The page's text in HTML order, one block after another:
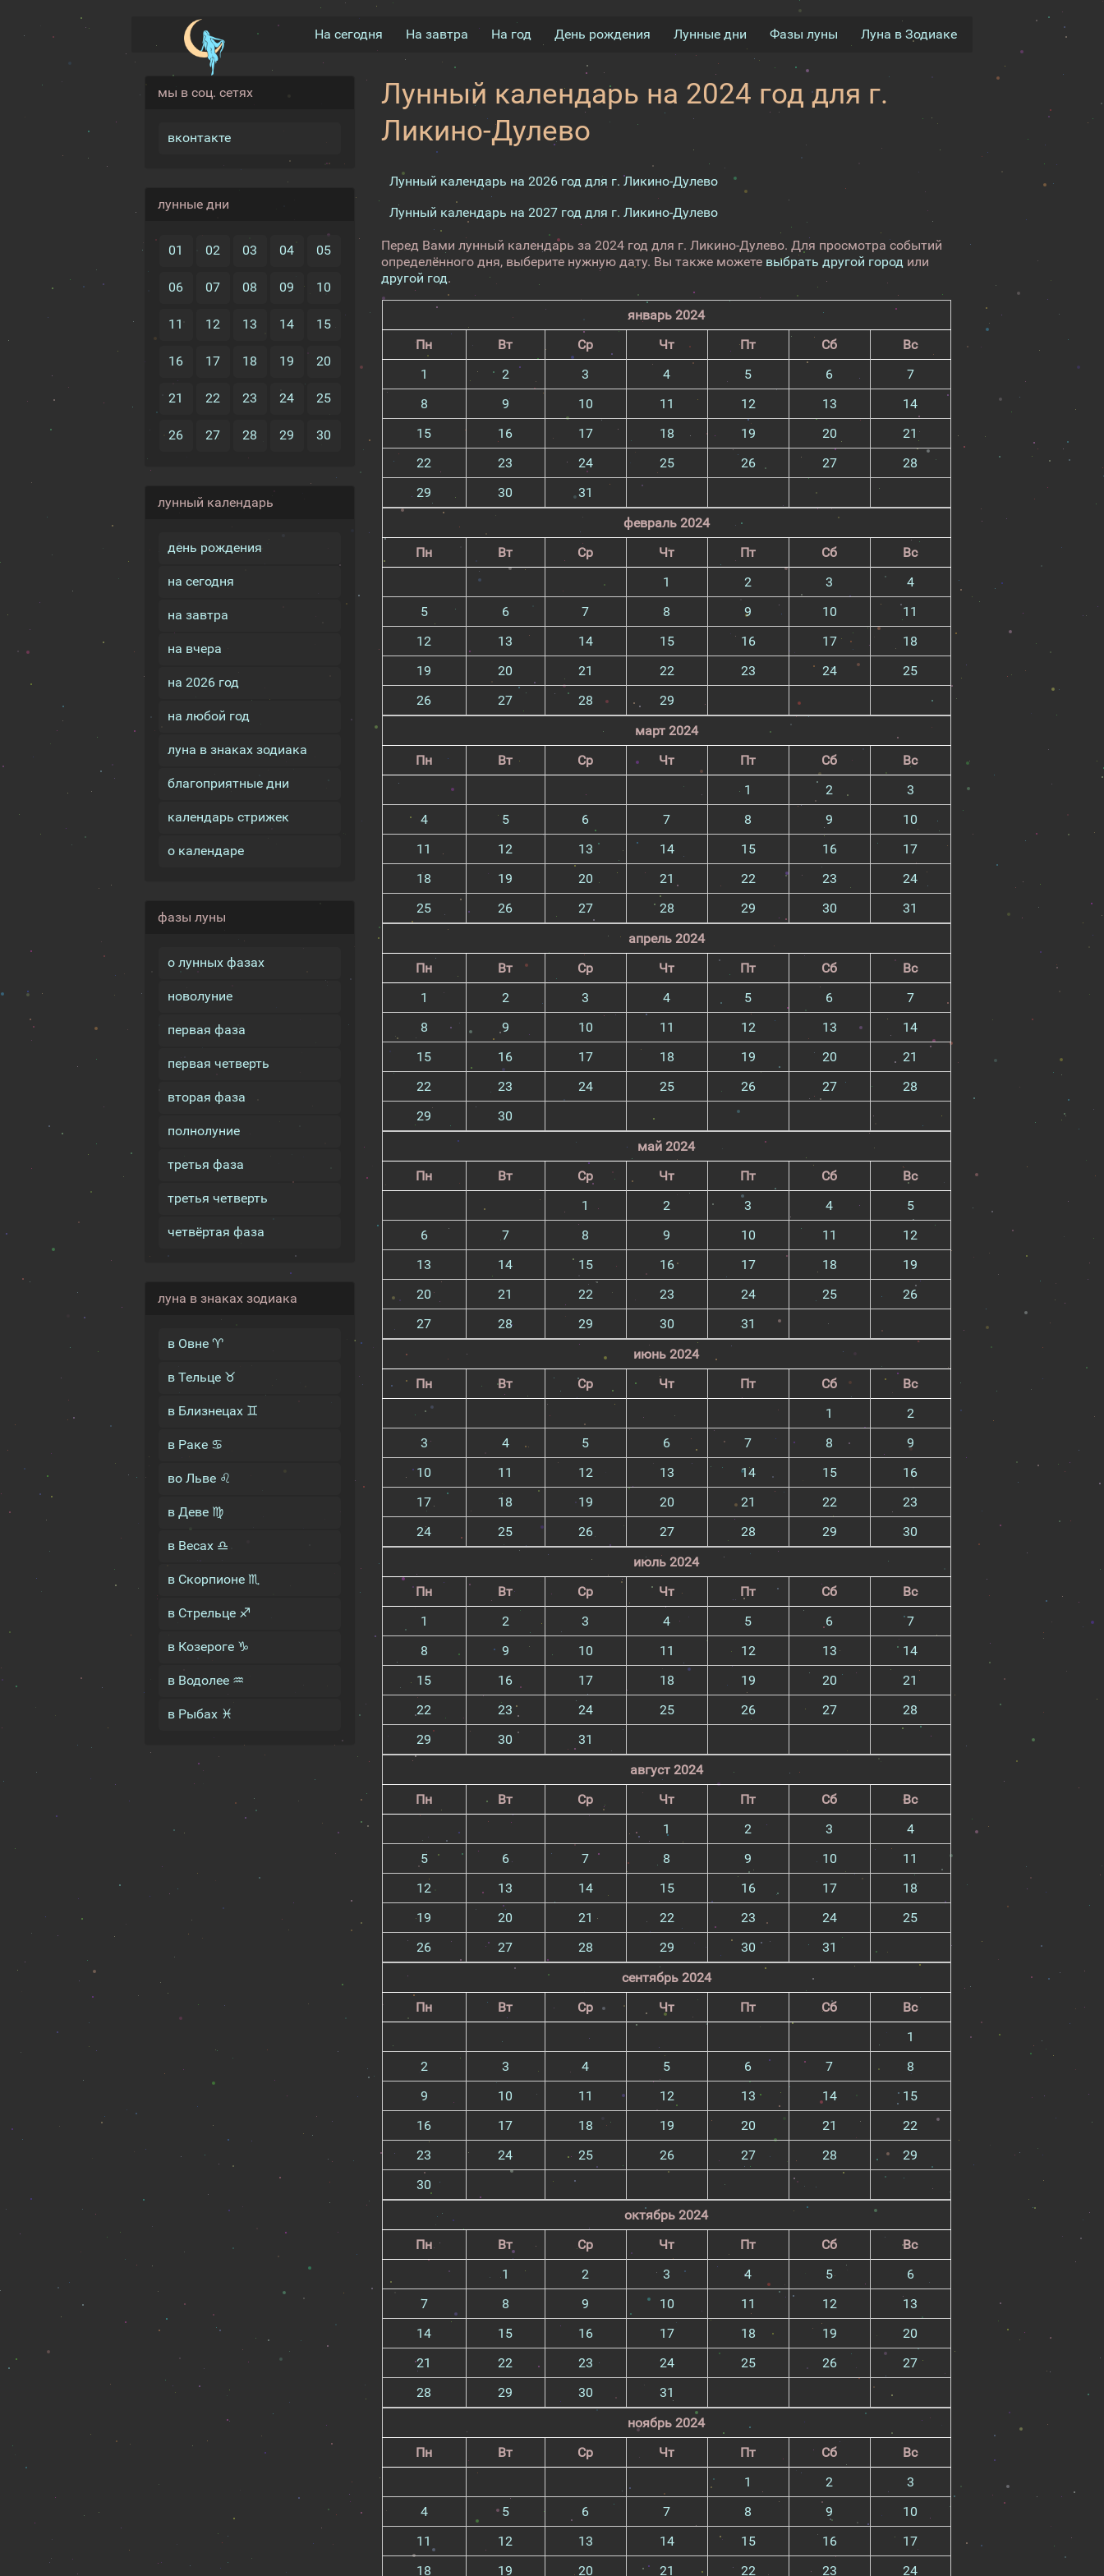
На сегодня На завтра На год День рождения Лунные дни Фазы луны Луна в Зодиаке
мы в соц. сетях
вконтакте
лунные дни
01 02 03 04 05
06 07 08 09 10
11 12 13 14 15
16 17 18 19 20
21 22 23 24 25
26 27 28 29 30
лунный календарь
день рождения
на сегодня
на завтра
на вчера
на 2026 год
на любой год
луна в знаках зодиака
благоприятные дни
календарь стрижек
о календаре
фазы луны
о лунных фазах
новолуние
первая фаза
первая четверть
вторая фаза
полнолуние
третья фаза
третья четверть
четвёртая фаза
луна в знаках зодиака
в Овне ♈
в Тельце ♉
в Близнецах ♊
в Раке ♋
во Льве ♌
в Деве ♍
в Весах ♎
в Скорпионе ♏
в Стрельце ♐
в Козероге ♑
в Водолее ♒
в Рыбах ♓
Лунный календарь на 2024 год для г.
Ликино-Дулево
Лунный календарь на 2026 год для г. Ликино-Дулево
Лунный календарь на 2027 год для г. Ликино-Дулево
Перед Вами лунный календарь за 2024 год для г. Ликино-Дулево. Для просмотра событий
определённого дня, выберите нужную дату. Вы также можете выбрать другой город или
другой год.
январь 2024
Пн
Вт Ср Чт Пт Сб
Вс
1
2 3 4 5 6
7
8
9 10 11 12 13
14
15
16 17 18 19 20
21
22
23 24 25 26 27
28
29
30
31
февраль 2024
Пн
Вт Ср Чт Пт Сб
Вс
1
2 3
4
5
6 7 8 9 10
11
12
13 14 15 16 17
18
19
20 21 22 23 24
25
26
27 28
29
март 2024
Пн
Вт Ср Чт Пт Сб
Вс
1
2
3
4
5 6 7 8 9
10
11
12 13 14 15 16
17
18
19 20 21 22 23
24
25
26 27 28 29 30
31
апрель 2024
Пн
Вт Ср Чт Пт Сб
Вс
1
2 3 4 5 6
7
8
9 10 11 12 13
14
15
16 17 18 19 20
21
22
23 24 25 26 27
28
29
30
май 2024
Пн
Вт Ср Чт Пт Сб
Вс
1
2 3 4
5
6
7 8 9 10 11
12
13
14 15 16 17 18
19
20
21 22 23 24 25
26
27
28 29 30
31
июнь 2024
Пн
Вт Ср Чт Пт Сб
Вс
1
2
3
4 5 6 7 8
9
10
11 12 13 14 15
16
17
18 19 20 21 22
23
24
25 26 27 28 29
30
июль 2024
Пн
Вт Ср Чт Пт Сб
Вс
1
2 3 4 5 6
7
8
9 10 11 12 13
14
15
16 17 18 19 20
21
22
23 24 25 26 27
28
29
30
31
август 2024
Пн
Вт Ср Чт Пт Сб
Вс
1
2 3
4
5
6 7 8 9 10
11
12
13 14 15 16 17
18
19
20 21 22 23 24
25
26
27 28 29 30
31
сентябрь 2024
Пн
Вт Ср Чт Пт Сб
Вс
1
2
3 4 5 6 7
8
9
10 11 12 13 14
15
16
17 18 19 20 21
22
23
24 25 26 27 28
29
30
октябрь 2024
Пн
Вт Ср Чт Пт Сб
Вс
1
2 3 4 5
6
7
8 9 10 11 12
13
14
15 16 17 18 19
20
21
22 23 24 25 26
27
28
29 30
31
ноябрь 2024
Пн
Вт Ср Чт Пт Сб
Вс
1
2
3
4
5 6 7 8 9
10
11
12 13 14 15 16
17
18
19 20 21 22 23 24